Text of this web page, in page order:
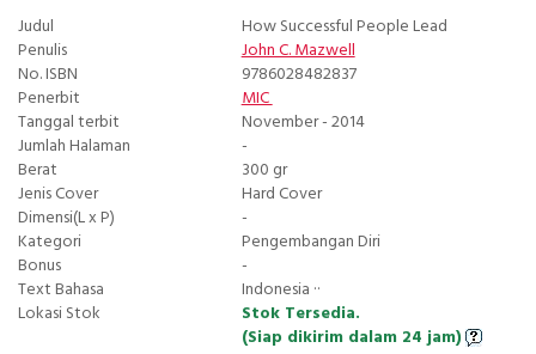
Judul
How Successful People Lead
Penulis
John C. Mazwell
No. ISBN
9786028482837
Penerbit
MIC
Tanggal terbit
November - 2014
Jumlah Halaman
-
Berat
300 gr
Jenis Cover
Hard Cover
Dimensi(L x P)
-
Kategori
Pengembangan Diri
Bonus
-
Text Bahasa
Indonesia ··
Lokasi Stok
Stok Tersedia.
(Siap dikirim dalam 24 jam)